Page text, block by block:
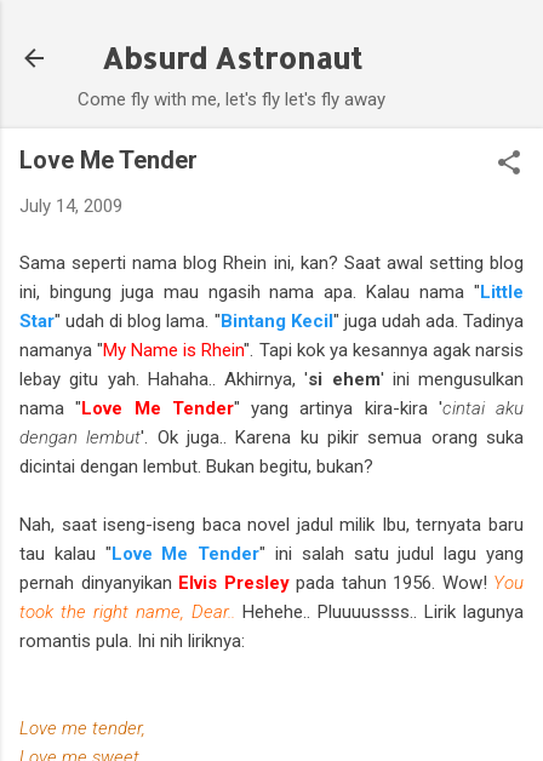
Absurd Astronaut
Come fly with me, let's fly let's fly away
Love Me Tender
July 14, 2009
Sama seperti nama blog Rhein ini, kan? Saat awal setting blog
ini, bingung juga mau ngasih nama apa. Kalau nama "Little
Star" udah di blog lama. "Bintang Kecil" juga udah ada. Tadinya
namanya "My Name is Rhein". Tapi kok ya kesannya agak narsis
lebay gitu yah. Hahaha.. Akhirnya, 'si ehem' ini mengusulkan
nama "Love Me Tender" yang artinya kira-kira 'cintai aku
dengan lembut'. Ok juga.. Karena ku pikir semua orang suka
dicintai dengan lembut. Bukan begitu, bukan?
Nah, saat iseng-iseng baca novel jadul milik Ibu, ternyata baru
tau kalau "Love Me Tender" ini salah satu judul lagu yang
pernah dinyanyikan Elvis Presley pada tahun 1956. Wow! You
took the right name, Dear.. Hehehe.. Pluuuussss.. Lirik lagunya
romantis pula. Ini nih liriknya:
Love me tender,